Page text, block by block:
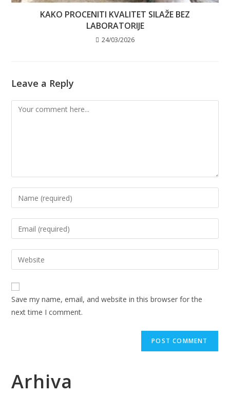
KAKO PROCENITI KVALITET SILAŽE BEZ
LABORATORIJE
24/03/2026
Leave a Reply
Comment
Enter
your
name
to
comment
Enter
your
email
address
comment
Enter
your
website
URL
(optional)
Save my name, email, and website in this browser for the
next time I comment.
Arhiva